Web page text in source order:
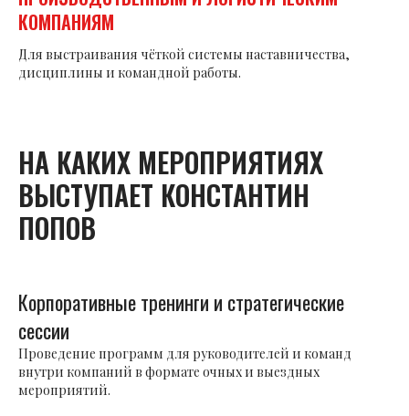
КОМПАНИЯМ
Для выстраивания чёткой системы наставничества,
дисциплины и командной работы.
НА КАКИХ МЕРОПРИЯТИЯХ
ВЫСТУПАЕТ КОНСТАНТИН
ПОПОВ
Корпоративные тренинги и стратегические
сессии
Проведение программ для руководителей и команд
внутри компаний в формате очных и выездных
мероприятий.